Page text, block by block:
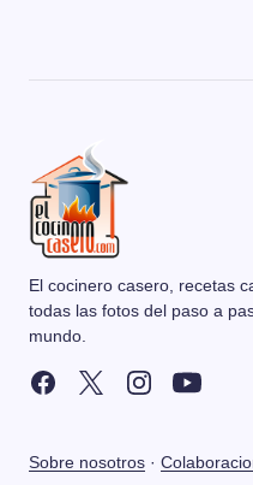
El cocinero casero, recetas
todas las fotos del paso a
mundo.
Sobre nosotros ·